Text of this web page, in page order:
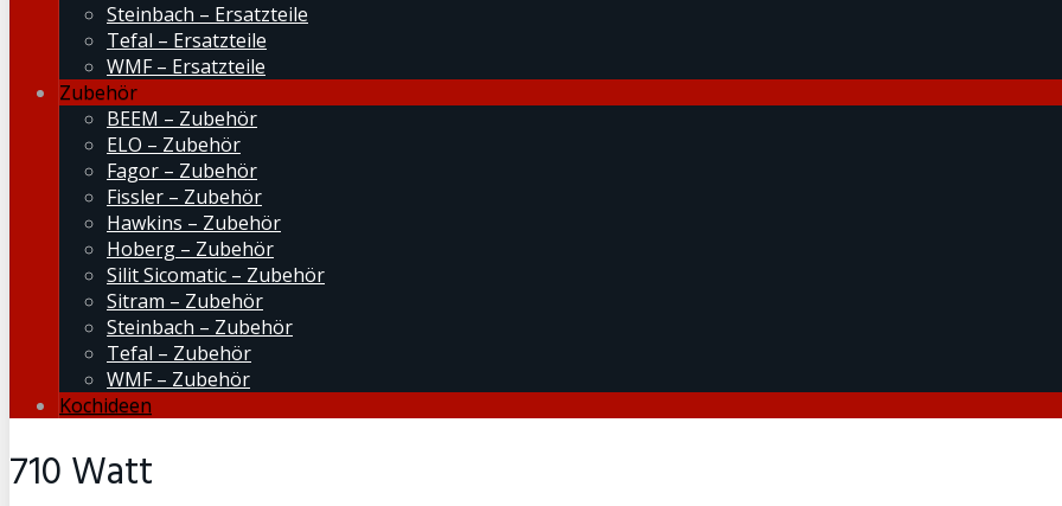
Steinbach – Ersatzteile
Tefal – Ersatzteile
WMF – Ersatzteile
Zubehör
BEEM – Zubehör
ELO – Zubehör
Fagor – Zubehör
Fissler – Zubehör
Hawkins – Zubehör
Hoberg – Zubehör
Silit Sicomatic – Zubehör
Sitram – Zubehör
Steinbach – Zubehör
Tefal – Zubehör
WMF – Zubehör
Kochideen
710 Watt